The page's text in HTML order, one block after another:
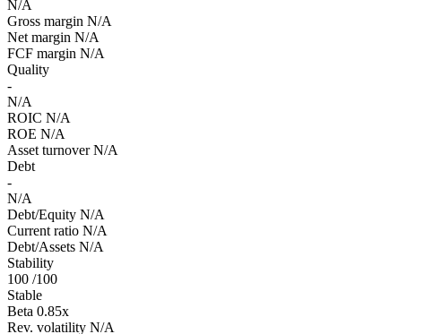
N/A
Gross margin N/A
Net margin N/A
FCF margin N/A
Quality
-
N/A
ROIC N/A
ROE N/A
Asset turnover N/A
Debt
-
N/A
Debt/Equity N/A
Current ratio N/A
Debt/Assets N/A
Stability
100 /100
Stable
Beta 0.85x
Rev. volatility N/A